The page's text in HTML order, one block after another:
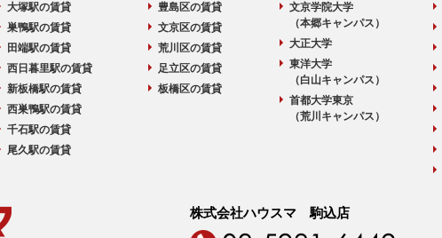
大塚駅の賃貸
巣鴨駅の賃貸
田端駅の賃貸
西日暮里駅の賃貸
新板橋駅の賃貸
西巣鴨駅の賃貸
千石駅の賃貸
尾久駅の賃貸
豊島区の賃貸
文京区の賃貸
荒川区の賃貸
足立区の賃貸
板橋区の賃貸
文京学院大学
（本郷キャンパス）
大正大学
東洋大学
（白山キャンパス）
首都大学東京
（荒川キャンパス）
株式会社ハウスマ 駒込店